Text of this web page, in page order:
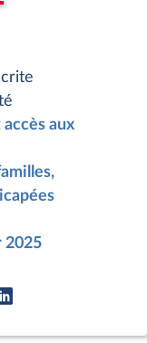
aux
2025